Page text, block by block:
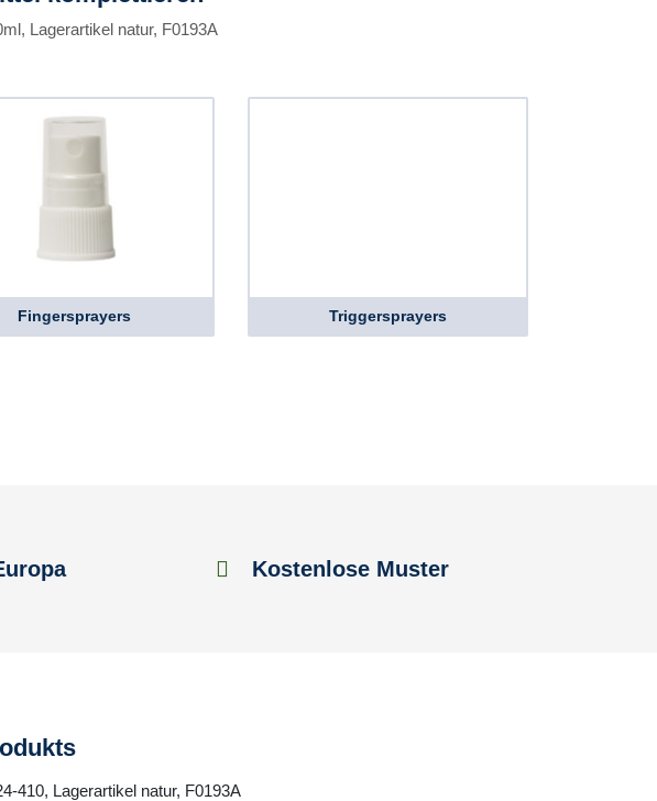
Lagerartikel natur, F0193A
Fingersprayers Triggersprayers
Kostenlose Muster
410, Lagerartikel natur, F0193A